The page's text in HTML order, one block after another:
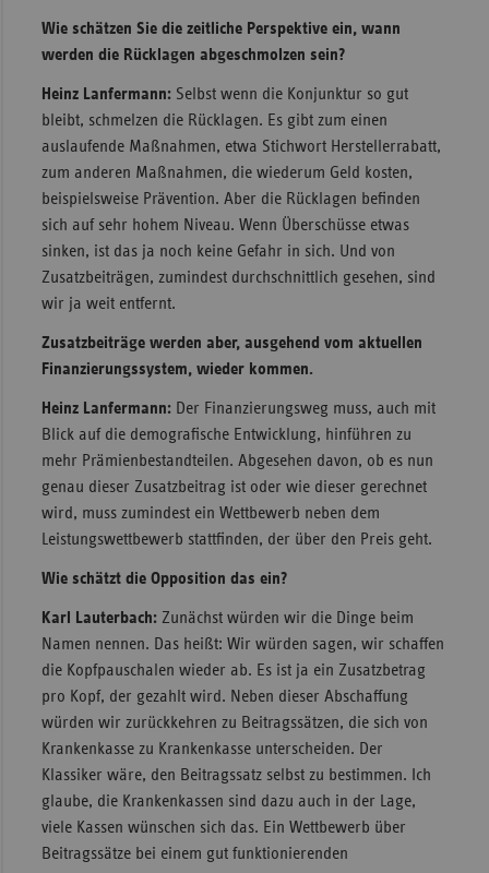
Wie schätzen Sie die zeitliche Perspektive ein, wann
werden die Rücklagen abgeschmolzen sein?
Heinz Lanfermann:Selbst wenn die Konjunktur so gut
bleibt, schmelzen die Rücklagen. Es gibt zum einen
auslaufende Maßnahmen, etwa Stichwort Herstellerrabatt,
zum anderen Maßnahmen, die wiederum Geld kosten,
beispielsweise Prävention. Aber die Rücklagen befinden
sich auf sehr hohem Niveau. Wenn Überschüsse etwas
sinken, ist das ja noch keine Gefahr in sich. Und von
Zusatzbeiträgen, zumindest durchschnittlich gesehen, sind
wir ja weit entfernt.
Zusatzbeiträge werden aber, ausgehend vom aktuellen
Finanzierungssystem, wieder kommen.
Heinz Lanfermann:Der Finanzierungsweg muss, auch mit
Blick auf die demografische Entwicklung, hinführen zu
mehr Prämienbestandteilen. Abgesehen davon, ob es nun
genau dieser Zusatzbeitrag ist oder wie dieser gerechnet
wird, muss zumindest ein Wettbewerb neben dem
Leistungswettbewerb stattfinden, der über den Preis geht.
Wie schätzt die Opposition das ein?
Karl Lauterbach:Zunächst würden wir die Dinge beim
Namen nennen. Das heißt: Wir würden sagen, wir schaffen
die Kopfpauschalen wieder ab. Es ist ja ein Zusatzbetrag
pro Kopf, der gezahlt wird. Neben dieser Abschaffung
würden wir zurückkehren zu Beitragssätzen, die sich von
Krankenkasse zu Krankenkasse unterscheiden. Der
Klassiker wäre, den Beitragssatz selbst zu bestimmen. Ich
glaube, die Krankenkassen sind dazu auch in der Lage,
viele Kassen wünschen sich das. Ein Wettbewerb über
Beitragssätze bei einem gut funktionierenden